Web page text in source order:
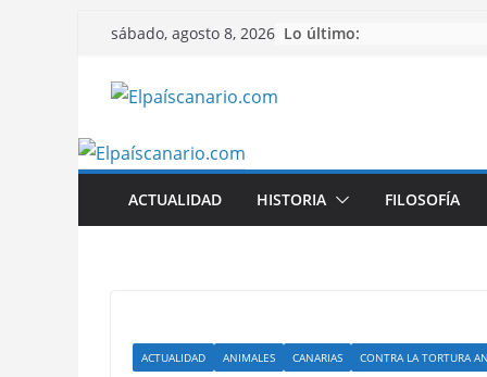
Saltar
contenido
sábado, agosto 8, 2026 Lo último:
ACTUALIDAD HISTORIA FILOSOFÍA
ACTUALIDAD ANIMALES CANARIAS CONTRA LA TORTURA